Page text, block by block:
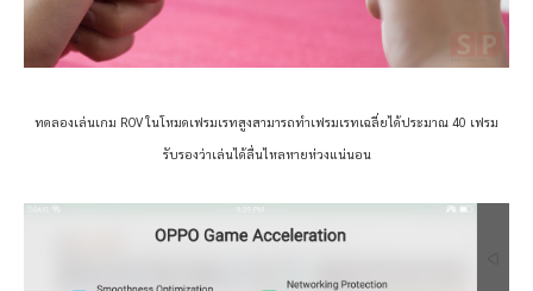
ทดลองเล่นเกม ROV ในโหมดเฟรมเรทสูงสามารถทำเฟรมเรทเฉลี่ยได้ประมาณ 40 เฟรม
รับรองว่าเล่นได้ลื่นไหลหายห่วงแน่นอน